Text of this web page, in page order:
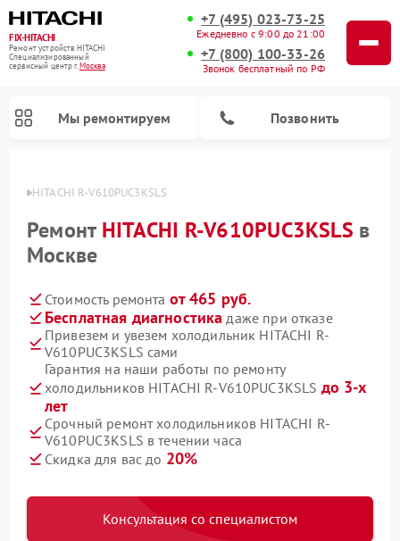
FIX-HITACHI
Ремонт устройств HITACHI
Специализированный
cервисный центр г.Москва
+7 (495) 023-73-25
Ежедневно с 9:00 до 21:00
+7 (800) 100-33-26
Звонок бесплатный по РФ
Мы ремонтируем Позвонить
HITACHI R-V610PUC3KSLS
Ремонт HITACHI R-V610PUC3KSLS в
Москве
Стоимость ремонта от 465 руб.
Бесплатная диагностика даже при отказе
Привезем и увезем холодильник HITACHI R-
V610PUC3KSLS сами
Гарантия на наши работы по ремонту
холодильников HITACHI R-V610PUC3KSLS до 3-х
лет
Срочный ремонт холодильников HITACHI R-
V610PUC3KSLS в течении часа
Скидка для вас до 20%
Консультация со специалистом